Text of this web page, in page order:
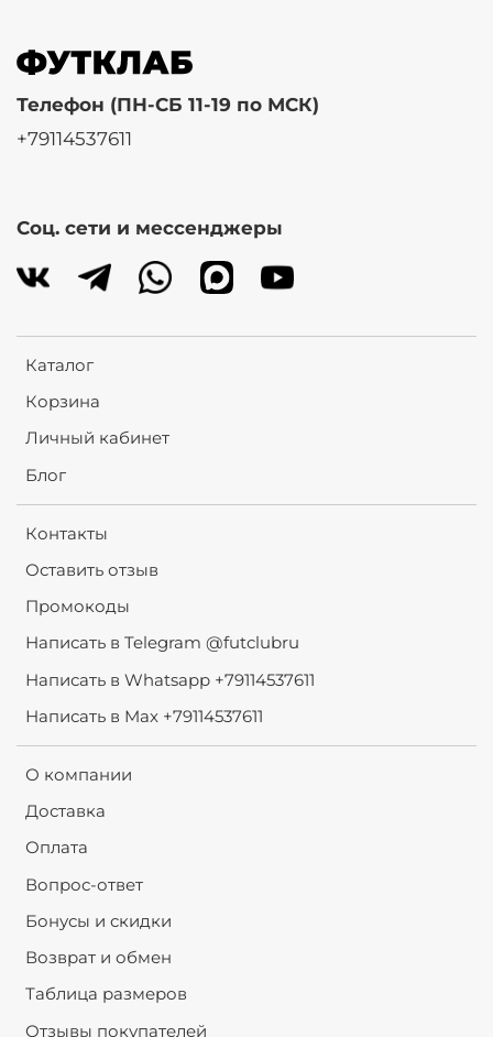
Каталог
Корзина
Личный кабинет
Блог
Контакты
Оставить отзыв
Промокоды
Написать в Telegram @futclubru
Написать в Whatsapp +79114537611
Написать в Max +79114537611
О компании
Доставка
Оплата
Вопрос-ответ
Бонусы и скидки
Возврат и обмен
Таблица размеров
Отзывы покупателей
Телефон (ПН-СБ 11-19 по МСК)
+79114537611
Соц. сети и мессенджеры